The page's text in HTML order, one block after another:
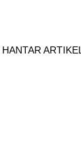
HANTAR ARTIKEL